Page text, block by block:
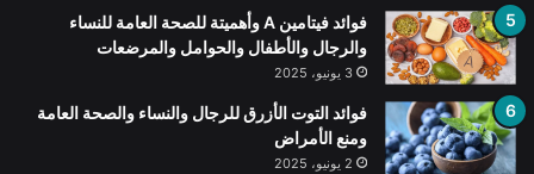
فوائد فيتامين A وأهميتة للصحة العامة للنساء
والرجال والأطفال والحوامل والمرضعات
3 يونيو، 2025
فوائد التوت الأزرق للرجال والنساء والصحة العامة
ومنع الأمراض
2 يونيو، 2025